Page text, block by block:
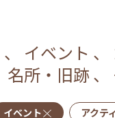
、 イベント 、
名所・旧跡 、
イベント アクテ